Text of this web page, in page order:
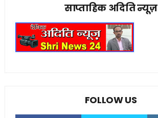
साप्ताहिक अदिति न्यूज़
FOLLOW US